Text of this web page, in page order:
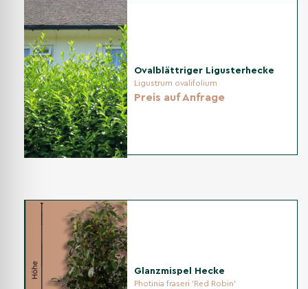
Ovalblättriger Ligusterhecke
Ligustrum ovalifolium
Preis auf Anfrage
Glanzmispel Hecke
Photinia fraseri 'Red Robin'